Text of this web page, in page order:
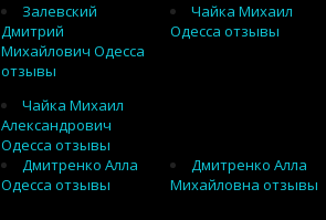
Залевский
Дмитрий
Михайлович Одесса
отзывы
Чайка Михаил
Одесса отзывы
Чайка Михаил
Александрович
Одесса отзывы
Дмитренко Алла
Одесса отзывы
Дмитренко Алла
Михайловна отзывы